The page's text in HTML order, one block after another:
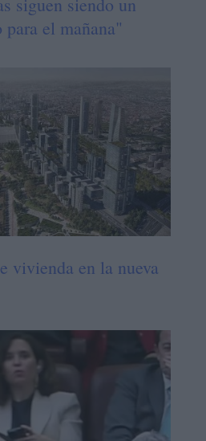
el mañana"
vivienda en la nueva